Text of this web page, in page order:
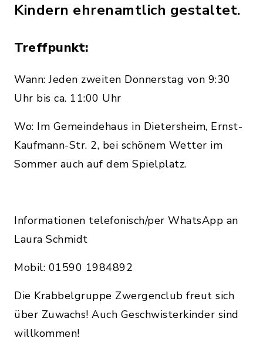
Kindern ehrenamtlich gestaltet.
Treffpunkt:
Wann: Jeden zweiten Donnerstag von 9:30
Uhr bis ca. 11:00 Uhr
Wo: Im Gemeindehaus in Dietersheim, Ernst-
Kaufmann-Str. 2, bei schönem Wetter im
Sommer auch auf dem Spielplatz.
Informationen telefonisch/per WhatsApp an
Laura Schmidt
Mobil: 01590 1984892
Die Krabbelgruppe Zwergenclub freut sich
über Zuwachs! Auch Geschwisterkinder sind
willkommen!